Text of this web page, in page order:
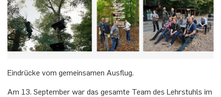
Eindrücke vom gemeinsamen Ausflug.
Am 13. Sep­tem­ber war das ge­sam­te Team des Lehr­stuhls im